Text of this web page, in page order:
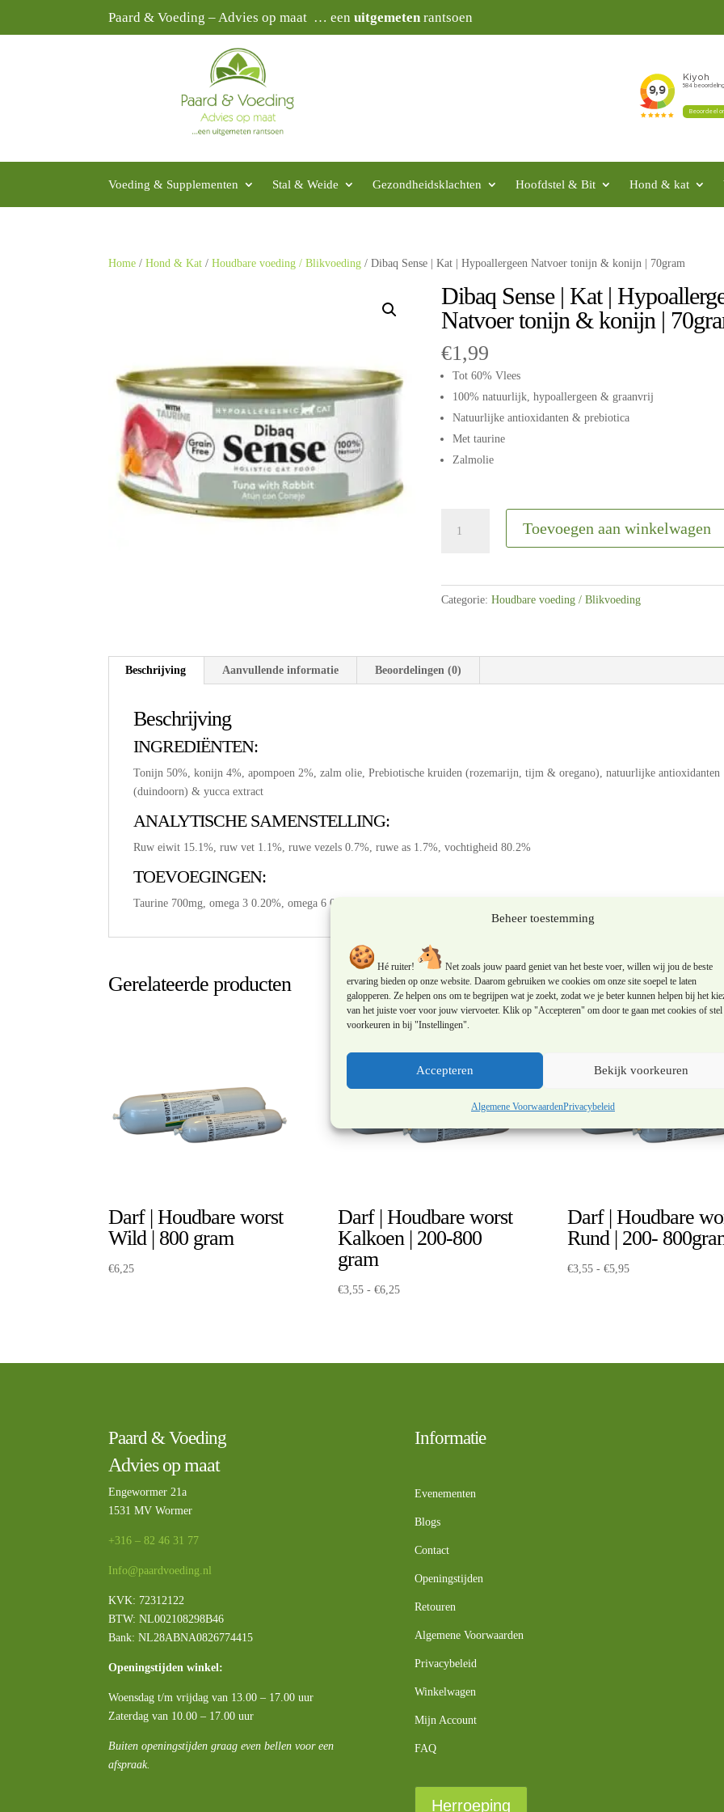
Beheer toestemming
Hé ruiter!
Net zoals jouw paard geniet van het beste voer, willen wij jou de beste
ervaring bieden op onze website. Daarom gebruiken we cookies om onze site soepel te laten
galopperen. Ze helpen ons om te begrijpen wat je zoekt, zodat we je beter kunnen helpen bij het
van het juiste voer voor jouw viervoeter. Klik op "Accepteren" om door te gaan met cookies of stel
voorkeuren in bij "Instellingen".
Accepteren Bekijk voorkeuren
Algemene VoorwaardenPrivacybeleid
Paard & Voeding – Advies op maat … eenuitgemetenrantsoen
Voeding & Supplementen Stal & Weide Gezondheidsklachten Hoofdstel & Bit Hond & kat
Home /Hond & Kat /Houdbare voeding / Blikvoeding / Dibaq Sense | Kat | Hypoallergeen Natvoer tonijn & konijn | 70gram
Dibaq Sense | Kat |
Natvoer tonijn & konijn |
€1,99
Tot 60% Vlees
100% natuurlijk, hypoallergeen & graanvrij
Natuurlijke antioxidanten & prebiotica
Met taurine
Zalmolie
Sense
&
konijn
Toevoegen aan winkelwagen
Categorie:Houdbare voeding / Blikvoeding
Beschrijving Aanvullende informatie Beoordelingen (0)
Beschrijving
INGREDIËNTEN:
Tonijn 50%, konijn 4%, apompoen 2%, zalm olie, Prebiotische kruiden (rozemarijn, tijm & oregano), natuurlijke antioxidanten
(duindoorn) & yucca extract
ANALYTISCHE SAMENSTELLING:
Ruw eiwit 15.1%, ruw vet 1.1%, ruwe vezels 0.7%, ruwe as 1.7%, vochtigheid 80.2%
TOEVOEGINGEN:
Taurine 700mg, omega 3 0.20%, omega 6 0.20%
Gerelateerde producten
Darf | Houdbare worst
Wild | 800 gram
€6,25
Darf | Houdbare worst
Kalkoen | 200-800
gram
€3,55 - €6,25Prijsklasse:
Darf | Houdbare
Rund | 200-
€3,55 - €5,95Prijsklasse:
Paard & Voeding
Advies op maat
Engewormer 21a
1531 MV Wormer
+316 – 82 46 31 77
Info@paardvoeding.nl
KVK: 72312122
BTW:NL002108298B46
Bank: NL28ABNA0826774415
Openingstijden winkel:
Woensdag t/m vrijdag van 13.00 – 17.00 uur
Zaterdag van 10.00 – 17.00 uur
Buiten openingstijden graag even bellen voor een
afspraak.
Informatie
Evenementen
Blogs
Contact
Openingstijden
Retouren
Algemene Voorwaarden
Privacybeleid
Winkelwagen
Mijn Account
FAQ
Herroeping